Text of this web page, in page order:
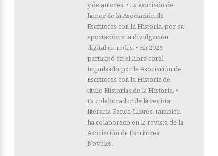
y de autores. • Es asociado de
honor de la Asociación de
Escritores con la Historia, por su
aportación a la divulgación
digital en redes. • En 2023
participó en el libro coral,
impulsado por la Asociación de
Escritores con la Historia de
título Historias de la Historia. •
Es colaborador de la revista
literaria Zenda-Libros. también
ha colaborado en la revista de la
Asociación de Escritores
Noveles.